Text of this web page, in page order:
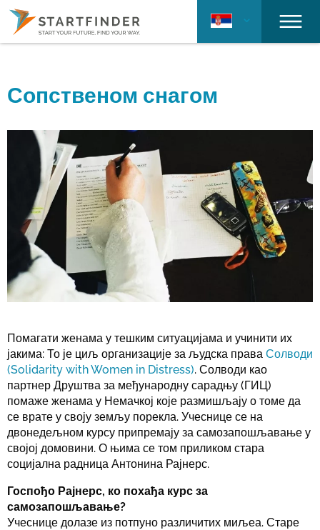
Сопственом снагом
Помагати женама у тешким ситуацијама и учинити их
јакима: То је циљ организације за људска права Солводи
(Solidarity with Women in Distress). Солводи као
партнер Друштва за међународну сарадњу (ГИЦ)
помаже женама у Немачкој које размишљају о томе да
се врате у своју земљу порекла. Учеснице се на
двонедељном курсу припремају за самозапошљавање у
својој домовини. О њима се том приликом стара
социјална радница Антонина Рајнерс.
Госпођо Рајнерс, ко похађа курс за
самозапошљавање?
Учеснице долазе из потпуно различитих миљеа. Старе